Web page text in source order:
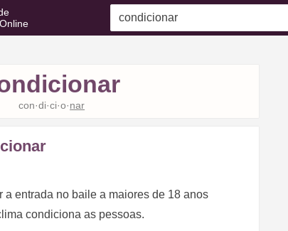
con·di·ci·o·nar
a entrada no baile a maiores de 18 anos
condiciona as pessoas.